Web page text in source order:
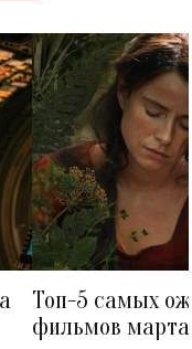
Топ-5 самых
фильмов